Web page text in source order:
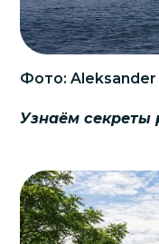
Фото: Aleksander
Узнаём